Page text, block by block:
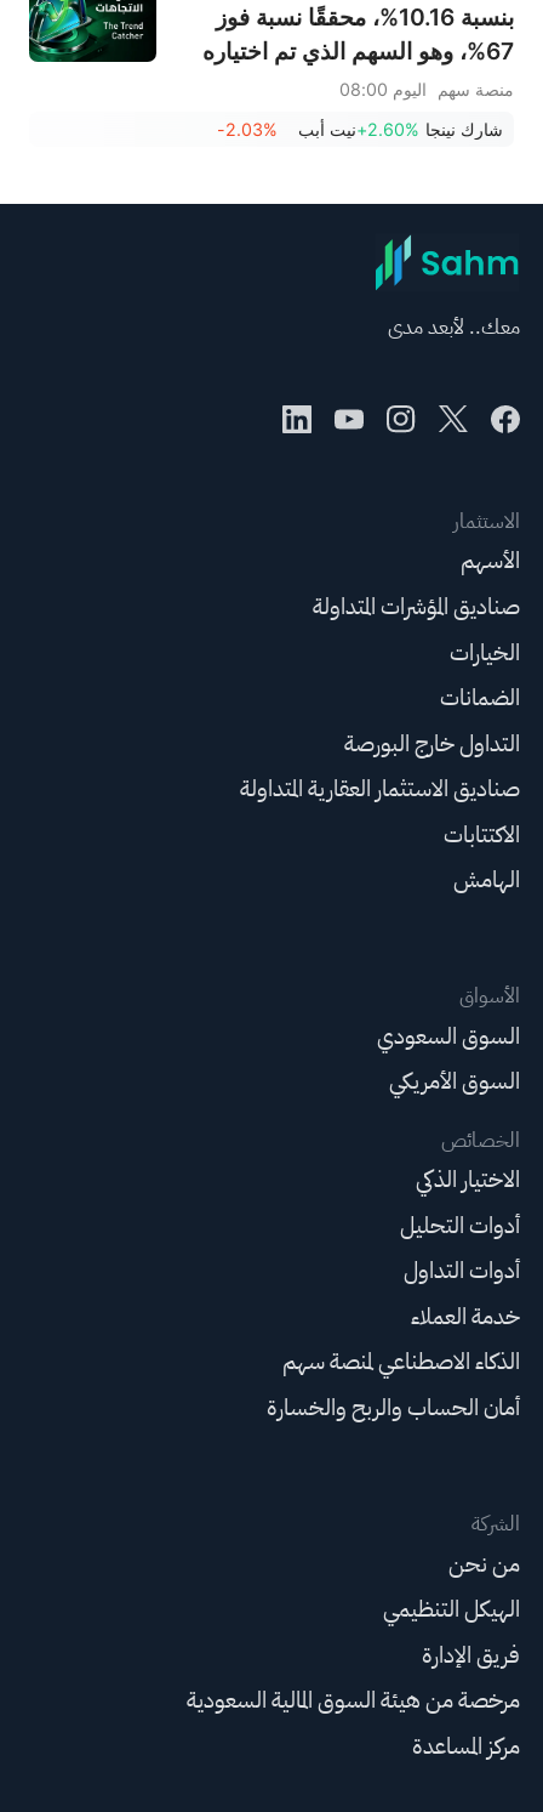
بنسبة 10.16%، محققًا نسبة فوز
67%، وهو السهم الذي تم اختياره
الأسبوع الماضي؛ يشهد قطاع
الأجهزة المنزلية انتعاشًا ملحوظًا - لا
منصة سهم
اليوم 08:00
شارك نينجا +2.60%نيت أبب -2.03%
معك.. لأبعد مدى
الاستثمار
الأسهم
صناديق المؤشرات المتداولة
الخيارات
الضمانات
التداول خارج البورصة
صناديق الاستثمار العقارية المتداولة
الاكتتابات
الهامش
الأسواق
السوق السعودي
السوق الأمريكي
الخصائص
الاختيار الذكي
أدوات التحليل
أدوات التداول
خدمة العملاء
الذكاء الاصطناعي لمنصة سهم
أمان الحساب والربح والخسارة
الشركة
من نحن
الهيكل التنظيمي
فريق الإدارة
مرخصة من هيئة السوق المالية السعودية
مركز المساعدة